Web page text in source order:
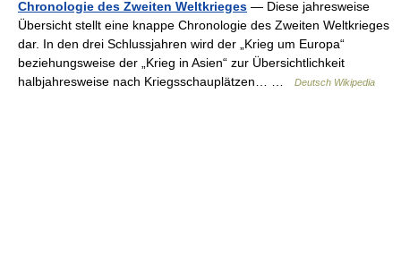
Chronologie des Zweiten Weltkrieges — Diese jahresweise
Übersicht stellt eine knappe Chronologie des Zweiten Weltkrieges
dar. In den drei Schlussjahren wird der „Krieg um Europa“
beziehungsweise der „Krieg in Asien“ zur Übersichtlichkeit
halbjahresweise nach Kriegsschauplätzen… …
Deutsch Wikipedia